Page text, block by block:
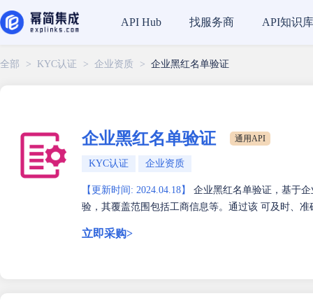
全部 > KYC认证 > 企业资质 > 企业黑红名单验证
企业黑红名单验证 通用API
KYC认证 企业资质
【更新时间: 2024.04.18】
企业黑红名单验证，基于
验，其覆盖范围包括工商信息等。通过该 可及时、
立即采购>
API Hub 找服务商 API知识库